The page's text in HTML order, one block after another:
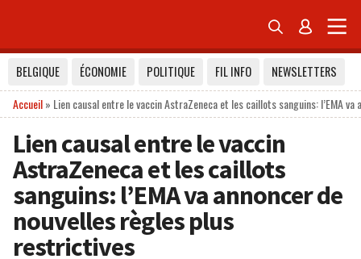
 
BELGIQUE ÉCONOMIE POLITIQUE FIL INFO
NEWSLETTERS
Accueil» Lien causal entre le vaccin AstraZeneca et les caillots sanguins: l’EMA
Lien causal entre le vaccin
AstraZeneca et les caillots
sanguins: l’EMA va annoncer de
nouvelles règles plus
restrictives